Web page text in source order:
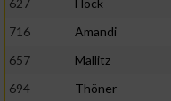
627
Höck
716
Amandi
657
Mallitz
694
Thöner